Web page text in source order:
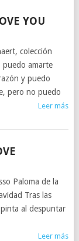
YOU
colección
amarte
y puedo
pero no puedo
Leer más
Paloma de la
Tras las
al despuntar
Leer más